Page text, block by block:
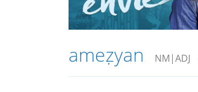
ameẓyan NM|ADJ